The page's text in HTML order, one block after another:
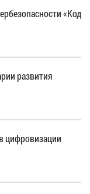
«Код
развития
цифровизации